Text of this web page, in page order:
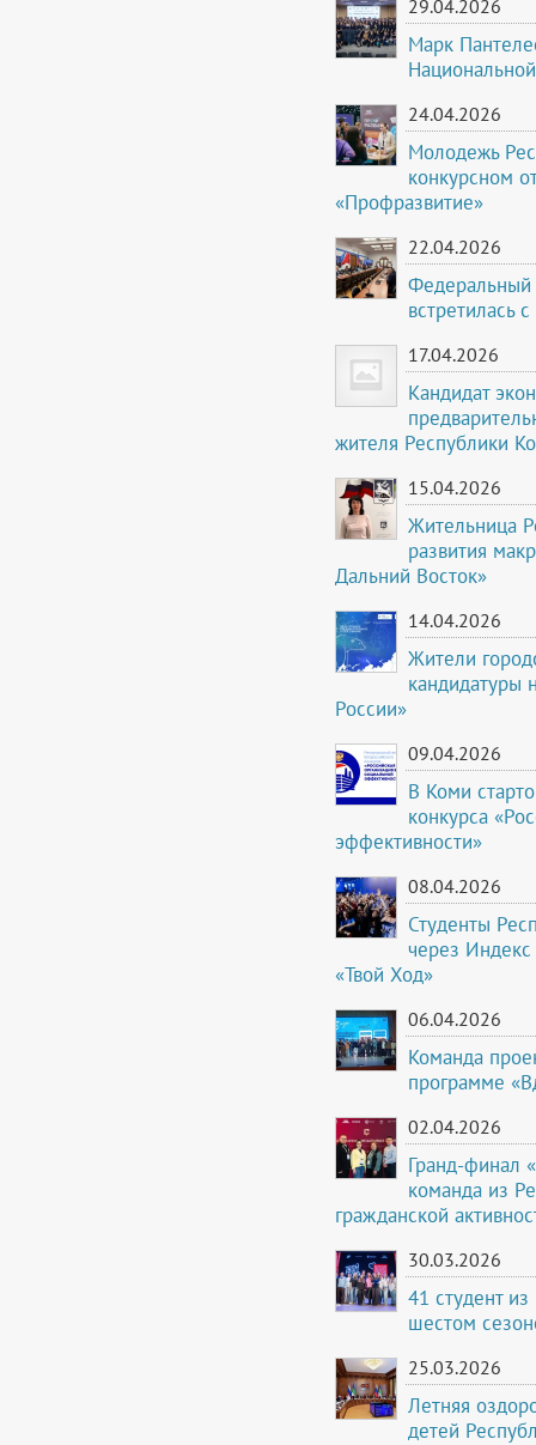
29.04.2026
Марк
24.04.2026
Молодежь
конкурсном
«Профразвитие»
22.04.2026
Федеральный
встретилась
17.04.2026
Кандидат
жителя Республики
15.04.2026
Жительница
развития
Дальний Восток»
14.04.2026
Жители
кандидатуры
России»
09.04.2026
В Коми
конкурса
эффективности»
08.04.2026
Студенты
через Индекс
«Твой Ход»
06.04.2026
Команда
программе
02.04.2026
Гранд-финал
команда из
гражданской
30.03.2026
41 студент
шестом
25.03.2026
Летняя
детей